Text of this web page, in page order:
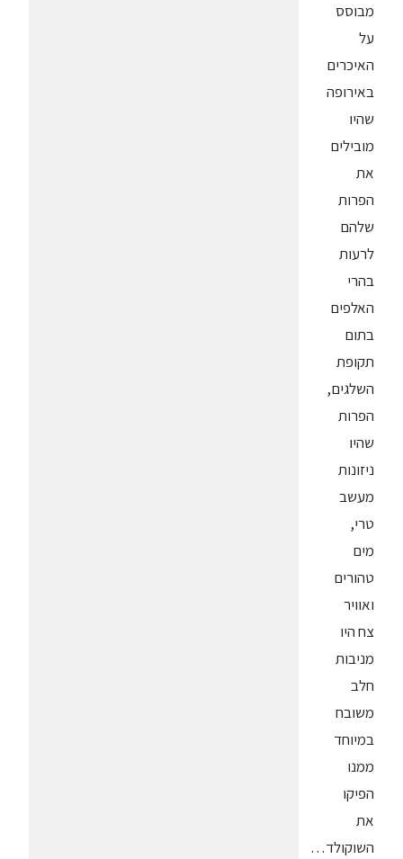
מבוסס
על
האיכרים
באירופה
שהיו
מובילים
את
הפרות
שלהם
לרעות
בהרי
האלפים
בתום
תקופת
השלגים,
הפרות
שהיו
ניזונות
מעשב
טרי,
מים
טהורים
ואוויר
צח היו
מניבות
חלב
משובח
במיוחד
ממנו
הפיקו
את
השוקולד…